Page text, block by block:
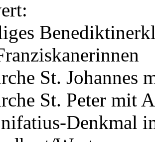
St. Johannes
St. Peter mit
Denkmal